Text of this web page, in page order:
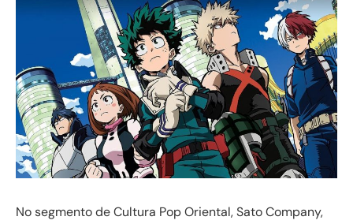
No segmento de Cultura Pop Oriental, Sato Company,